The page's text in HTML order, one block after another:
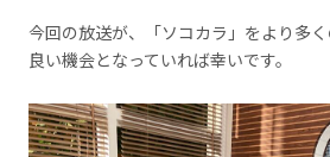
今回の放送が、「ソコカラ」をより多
良い機会となっていれば幸いです。